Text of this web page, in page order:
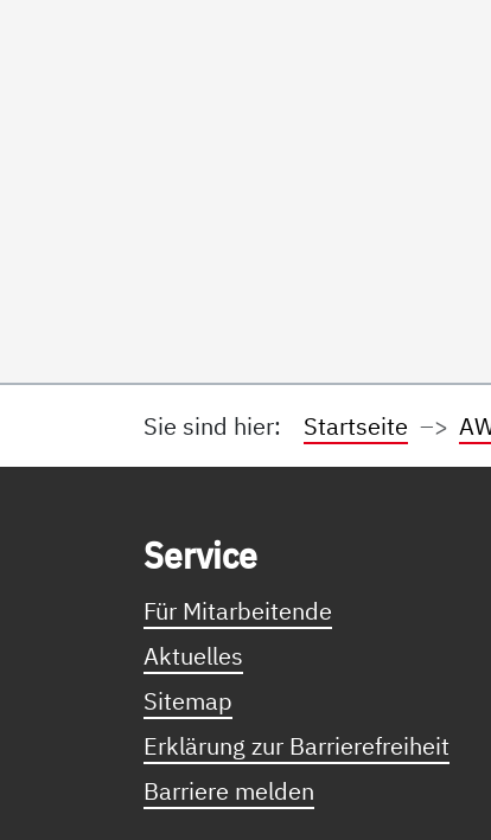
Sie sind hier: Startseite
Ser­vice
Für Mitarbeitende
Aktuelles
Sitemap
Erklärung zur Barrierefreiheit
Barriere melden